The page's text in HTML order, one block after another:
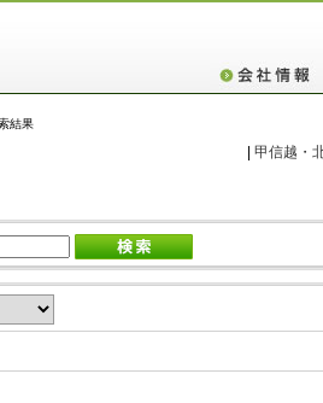
結果
甲信越・